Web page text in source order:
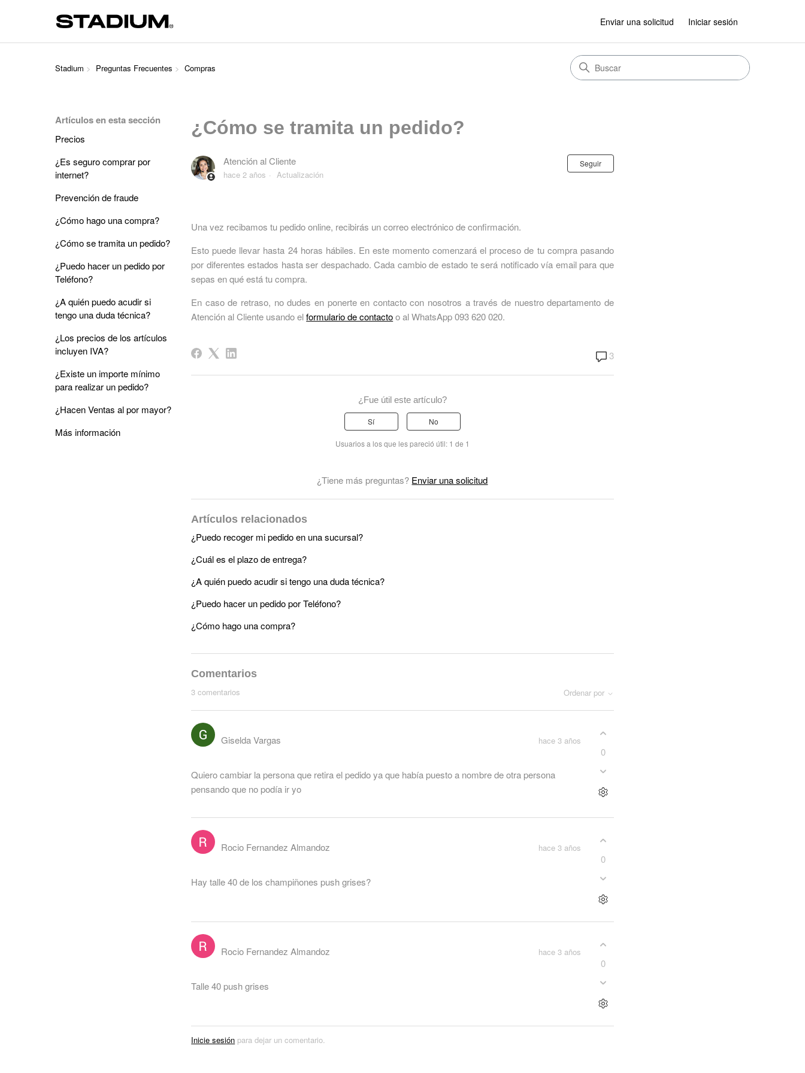
Enviar una solicitud Iniciar sesión
Stadium Preguntas Frecuentes Compras
Artículos en esta sección
Precios
¿Es seguro comprar por
internet?
Prevención de fraude
¿Cómo hago una compra?
¿Cómo se tramita un pedido?
¿Puedo hacer un pedido por
Teléfono?
¿A quién puedo acudir si
tengo una duda técnica?
¿Los precios de los artículos
incluyen IVA?
¿Existe un importe mínimo
para realizar un pedido?
¿Hacen Ventas al por mayor?
Más información
¿Cómo se tramita un pedido?
Atención al Cliente
hace 2 años Actualización
Seguir Nadie lo sigue aún
Una vez recibamos tu pedido online, recibirás un correo electrónico de confirmación.
Esto puede llevar hasta 24 horas hábiles. En este momento comenzará el proceso de tu compra pasando
por diferentes estados hasta ser despachado. Cada cambio de estado te será notificado vía email para que
sepas en qué está tu compra.
En caso de retraso, no dudes en ponerte en contacto con nosotros a través de nuestro departamento de
Atención al Cliente usando elformulario de contactoo al WhatsApp 093 620 020.
3
¿Fue útil este artículo?
Sí No
Usuarios a los que les pareció útil: 1 de 1
¿Tiene más preguntas? Enviar una solicitud
Artículos relacionados
¿Puedo recoger mi pedido en una sucursal?
¿Cuál es el plazo de entrega?
¿A quién puedo acudir si tengo una duda técnica?
¿Puedo hacer un pedido por Teléfono?
¿Cómo hago una compra?
Comentarios
3 comentarios Ordenar por
Giselda Vargas hace 3 años
Quiero cambiar la persona que retira el pedido ya que había puesto a nombre de otra persona
pensando que no podía ir yo
0
Rocio Fernandez Almandoz hace 3 años
Hay talle 40 de los champiñones push grises?
0
Rocio Fernandez Almandoz hace 3 años
Talle 40 push grises
0
Inicie sesión para dejar un comentario.